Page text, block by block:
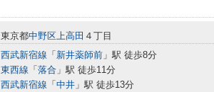
東京都中野区上高田 ４丁目
西武新宿線 「 新井薬師前 」駅 徒歩8分
東西線 「 落合 」駅 徒歩11分
西武新宿線 「 中井 」駅 徒歩13分